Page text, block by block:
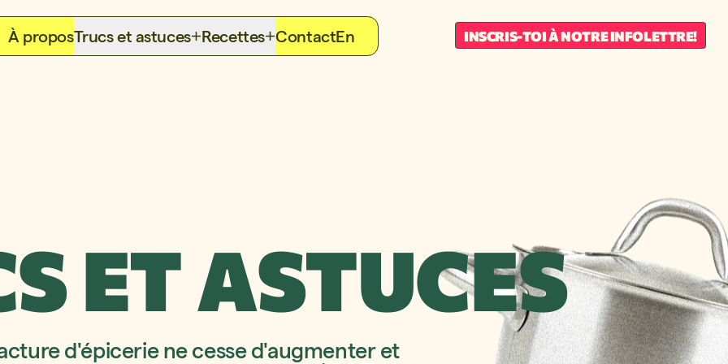
À proposTrucs et astuces Recettes ContactEn INSCRIS-TOI À NOTRE INFOLETTRE!
ET ASTUCES
d'épicerie ne cesse d'augmenter et